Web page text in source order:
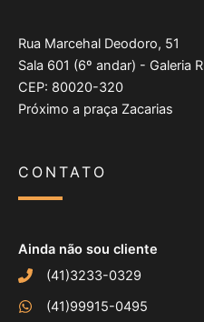
Rua Marcehal Deodoro, 51
Sala 601 (6º andar) - Galeria
CEP: 80020-320
Próximo a praça Zacarias
CONTATO
Ainda não sou cliente
(41)3233-0329
(41)99915-0495